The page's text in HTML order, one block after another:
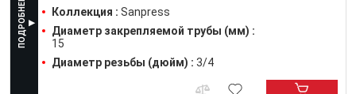
Коллекция : Sanpress
Диаметр закрепляемой трубы (мм) :
15
Диаметр резьбы (дюйм) : 3/4